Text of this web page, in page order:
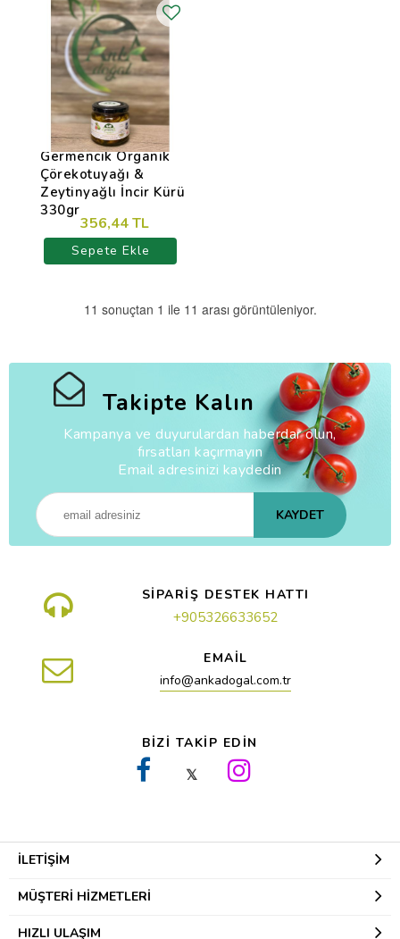
Germencik Organik
Çörekotuyağı &
Zeytinyağlı İncir Kürü
330gr
356,44 TL
Sepete Ekle
11 sonuçtan 1 ile 11 arası görüntüleniyor.
Takipte Kalın
Kampanya ve duyurulardan haberdar olun,
fırsatları kaçırmayın
Email adresinizi kaydedin
KAYDET
SİPARİŞ DESTEK HATTI
+905326633652
EMAİL
info@ankadogal.com.tr
BİZİ TAKİP EDİN
𝕏
İLETIŞIM
MÜŞTERI HIZMETLERI
HIZLI ULAŞIM